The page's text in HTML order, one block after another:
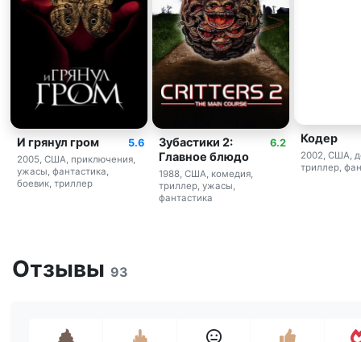
5.6
И грянул гром
2005, США, приключения,
ужасы, фантастика,
боевик, триллер
6.2
Зубастики 2:
Главное блюдо
1988, США, комедия,
триллер, ужасы,
фантастика
Кодер
2002, США,
триллер,
Отзывы 93